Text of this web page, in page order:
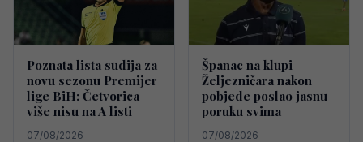
Poznata lista sudija za
novu sezonu Premijer
lige BiH: Četvorica
više nisu na A listi
07/08/2026
Španac na klupi
Željezničara nakon
pobjede poslao jasnu
poruku svima
07/08/2026